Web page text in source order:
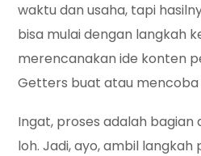
waktu dan usaha, tapi
bisa mulai dengan langkah
merencanakan ide konten
Getters buat atau mencoba
Ingat, proses adalah
loh. Jadi, ayo, ambil